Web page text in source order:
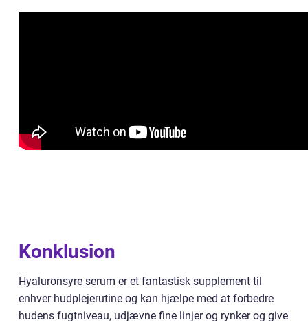
Konklusion
Hyaluronsyre serum er et fantastisk supplement til
enhver hudplejerutine og kan hjælpe med at forbedre
hudens fugtniveau, udjævne fine linjer og rynker og give